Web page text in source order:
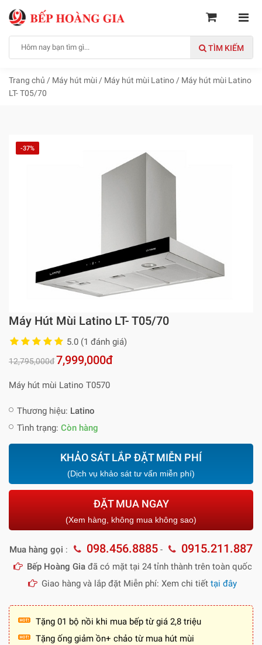
TÌM KIẾM
Trang chủ / Máy hút mùi / Máy hút mùi Latino / Máy hút mùi Latino
LT- T05/70
-37%
Máy Hút Mùi Latino LT- T05/70
5.0 (1 đánh giá)
12,795,000đ7,999,000đ
Máy hút mùi Latino T0570
Thương hiệu: Latino
Tình trạng: Còn hàng
KHẢO SÁT LẮP ĐẶT MIỄN PHÍ
(Dịch vụ khảo sát tư vấn miễn phí)
ĐẶT MUA NGAY
(Xem hàng, không mua không sao)
Mua hàng gọi : 098.456.8885 - 0915.211.887
Bếp Hoàng Giađã có mặt tại 24 tỉnh thành trên toàn quốc
Giao hàng và lắp đặt Miễn phí: Xem chi tiết tại đây
Tặng 01 bộ nồi khi mua bếp từ giá 2,8 triệu
Tặng ống giảm ồn+ chảo từ mua hút mùi